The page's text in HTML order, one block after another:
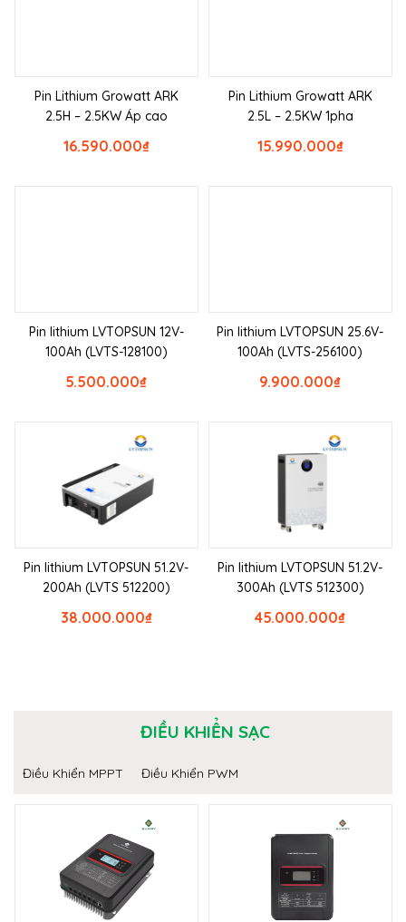
Pin Lithium Growatt ARK
2.5H – 2.5KW Áp cao
₫
16.590.000
Pin Lithium Growatt ARK
2.5L – 2.5KW 1pha
₫
15.990.000
Pin lithium LVTOPSUN 12V-
100Ah (LVTS-128100)
₫
5.500.000
Pin lithium LVTOPSUN 25.6V-
100Ah (LVTS-256100)
₫
9.900.000
Pin lithium LVTOPSUN 51.2V-
200Ah (LVTS 512200)
₫
38.000.000
Pin lithium LVTOPSUN 51.2V-
300Ah (LVTS 512300)
₫
45.000.000
ĐIỀU KHIỂN SẠC
Điều Khiển MPPT Điều Khiển PWM